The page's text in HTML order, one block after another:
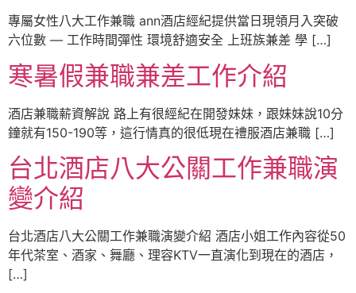
專屬女性八大工作兼職 ann酒店經紀提供當日現領月入突破
六位數 — 工作時間彈性 環境舒適安全 上班族兼差 學 […]
寒暑假兼職兼差工作介紹
酒店兼職薪資解說 路上有很經紀在開發妹妹，跟妹妹說10分
鐘就有150-190等，這行情真的很低現在禮服酒店兼職 […]
台北酒店八大公關工作兼職演
變介紹
台北酒店八大公關工作兼職演變介紹 酒店小姐工作內容從50
年代茶室、酒家、舞廳、理容KTV一直演化到現在的酒店，
[…]